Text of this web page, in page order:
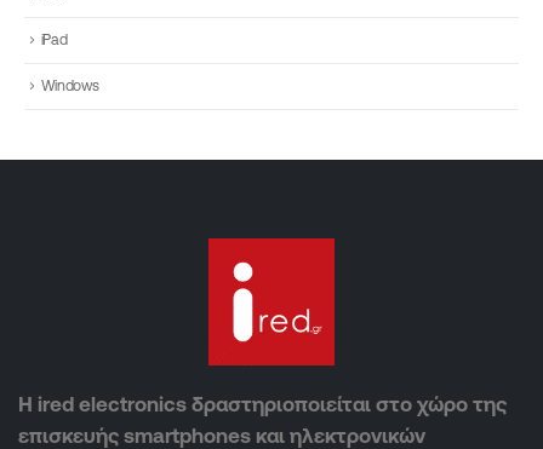
iPad
Windows
Η ired electronics δραστηριοποιείται στο χώρο της
επισκευής smartphones και ηλεκτρονικών